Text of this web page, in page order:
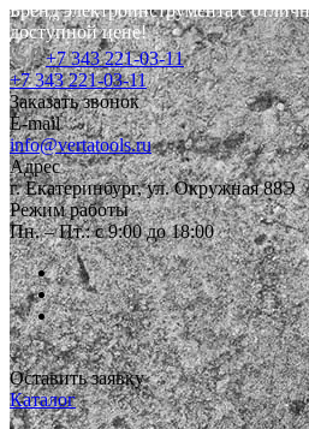
Бренд электроинструмента с
доступной цене!
+7 343 221-03-11
+7 343 221-03-11
Заказать звонок
E-mail
info@vertatools.ru
Адрес
г. Екатеринбург, ул. Окружная 88Э
Режим работы
Пн. – Пт.: с 9:00 до 18:00
Оставить заявку
Каталог